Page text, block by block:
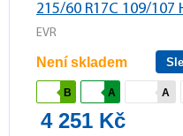
215/60 R17C 109/107
EVR
Není skladem
B A A
4 251 Kč